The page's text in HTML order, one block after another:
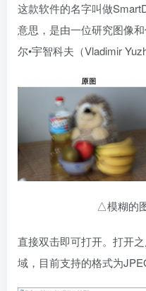
这款软件的名字叫做
意思，是由一位研究图像
尔•宇智科夫（Vladimir
△模糊的
直接双击即可打开。打开
域，目前支持的格式为